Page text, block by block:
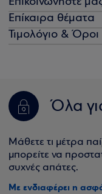
Επίκαιρα θέματα
Τιμολόγιο &
Όλα
Μάθετε τι μέτρα
μπορείτε να
συχνές απάτες.
Με ενδιαφέρει η